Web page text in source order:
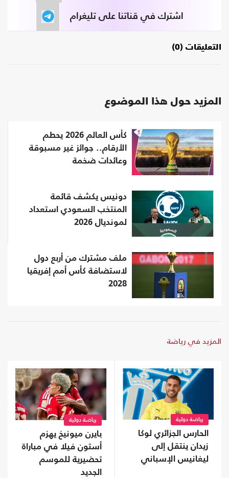
اشترك في قناتنا على تليغرام
التعليقات (0)
المزيد حول هذا الموضوع
كأس العالم 2026 يحطم
الأرقام.. جوائز غير مسبوقة
وعائدات ضخمة
دونيس يكشف قائمة
المنتخب السعودي استعداد
لمونديال 2026
ملف مشترك من أربع دول
لاستضافة كأس أمم إفريقيا
2028
المزيد في رياضة
رياضة دولية
الحارس الجزائري لوكا
زيدان ينتقل إلى
ليغانيس الإسباني
رياضة دولية
بايرن ميونيخ يهزم
أستون فيلا في مباراة
تحضيرية للموسم
الجديد